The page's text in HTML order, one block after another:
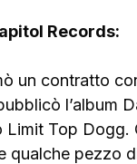
Records:
un contratto
l’album
Limit Top
qualche pezzo